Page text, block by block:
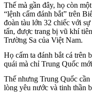
Thế mà gần đây, họ còn
“lệnh cấm đánh bắt” trên
đoàn tàu lớn 32 chiếc với
tấn, được trang bị vũ khí
Trường Sa của Việt Nam.
Họ cấm ta đánh bắt cá trên
quái mà chỉ Trung Quốc
Thế nhưng Trung Quốc
lòng yêu nước và tinh thần